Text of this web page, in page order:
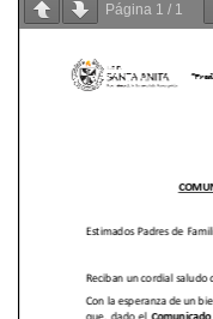
Página 1 / 1